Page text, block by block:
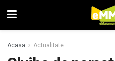
Acasa Actualitate